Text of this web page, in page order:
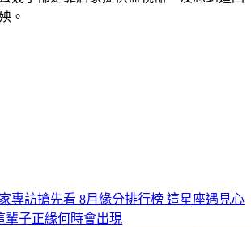
。
專訪搶先看 8月緣分排行榜 這星座遇見心
輩子正緣何時會出現